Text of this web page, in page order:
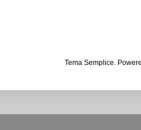
Tema Semplice.